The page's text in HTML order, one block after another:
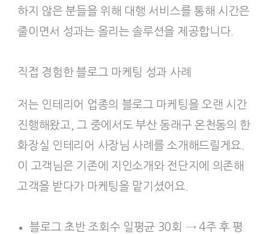
하지 않은 분들을 위해 대행 서비스를 통해 시간은
줄이면서 성과는 올리는 솔루션을 제공합니다.
직접 경험한 블로그 마케팅 성과 사례
저는 인테리어 업종의 블로그 마케팅을 오랜 시간
진행해왔고, 그 중에서도 부산 동래구 온천동의 한
화장실 인테리어 사장님 사례를 소개해드릴게요.
이 고객님은 기존에 지인소개와 전단지에 의존해
고객을 받다가 마케팅을 맡기셨어요.
블로그 초반 조회수 일평균 30회 → 4주 후 평